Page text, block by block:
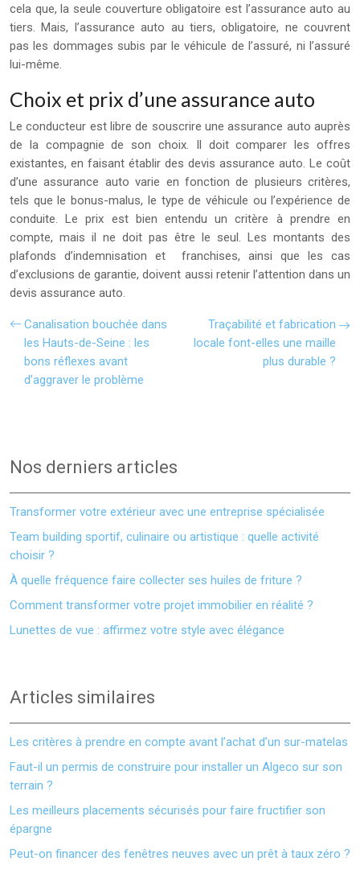
cela que, la seule couverture obligatoire est l’assurance auto au
tiers. Mais, l’assurance auto au tiers, obligatoire, ne couvrent
pas les dommages subis par le véhicule de l’assuré, ni l’assuré
lui-même.
Choix et prix d’une assurance auto
Le conducteur est libre de souscrire une assurance auto auprès
de la compagnie de son choix. Il doit comparer les offres
existantes, en faisant établir des devis assurance auto. Le coût
d’une assurance auto varie en fonction de plusieurs critères,
tels que le bonus-malus, le type de véhicule ou l’expérience de
conduite. Le prix est bien entendu un critère à prendre en
compte, mais il ne doit pas être le seul. Les montants des
plafonds d’indemnisation et franchises, ainsi que les cas
d’exclusions de garantie, doivent aussi retenir l’attention dans un
devis assurance auto.
Canalisation bouchée dans
les Hauts-de-Seine : les
bons réflexes avant
d’aggraver le problème
Traçabilité et fabrication
locale font-elles une maille
plus durable ?
Nos derniers articles
Transformer votre extérieur avec une entreprise spécialisée
Team building sportif, culinaire ou artistique : quelle activité
choisir ?
À quelle fréquence faire collecter ses huiles de friture ?
Comment transformer votre projet immobilier en réalité ?
Lunettes de vue : affirmez votre style avec élégance
Articles similaires
Les critères à prendre en compte avant l’achat d’un sur-matelas
Faut-il un permis de construire pour installer un Algeco sur son
terrain ?
Les meilleurs placements sécurisés pour faire fructifier son
épargne
Peut-on financer des fenêtres neuves avec un prêt à taux zéro ?